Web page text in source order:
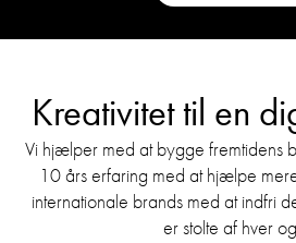
Kreativitet til en
Vi hjælper med at bygge fremtidens
10 års erfaring med at hjælpe
internationale brands med at indfri
er stolte af hver